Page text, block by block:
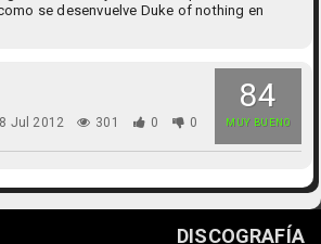
se desenvuelve Duke of nothing en
84
MUY BUENO
Jul 2012 301 0 0
DISCOGRAFÍA